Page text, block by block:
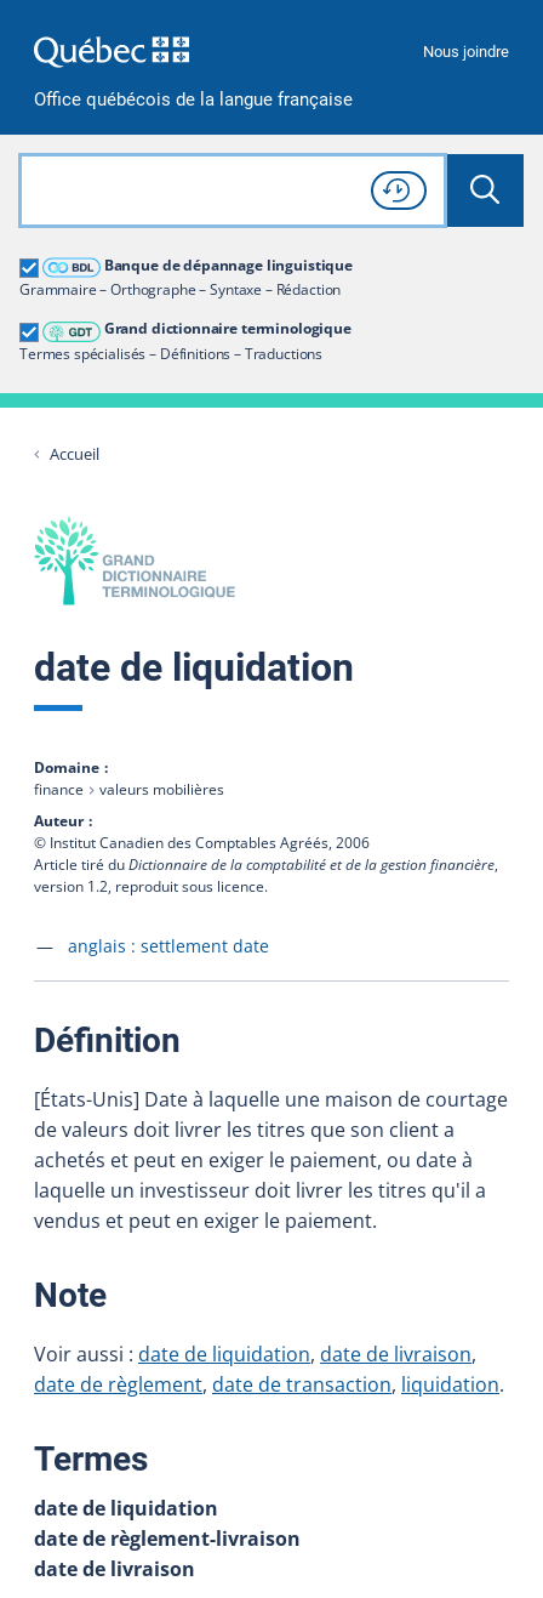
Office québécois de la langue française
Nous joindre
Rechercher dans tout le site
Lancer
Consulter l'
Historique
de recherche
Banque de dépannage linguistique
Grammaire – Orthographe – Syntaxe – Rédaction
Grand dictionnaire terminologique
Termes spécialisés – Définitions – Traductions
Grand dictionnaire terminologique
Restreindre aux termes
Accueil
date de liquidation
Domaine
finance
valeurs mobilières
Auteur
© Institut Canadien des Comptables Agréés, 2006
Article tiré duDictionnaire de la comptabilité et de la gestion financière,
version 1.2, reproduit sous licence.
Accéder à la fiche en
anglais : settlement date
Définition
[États-Unis] Date à laquelle une maison de courtage
de valeurs doit livrer les titres que son client a
achetés et peut en exiger le paiement, ou date à
laquelle un investisseur doit livrer les titres qu'il a
vendus et peut en exiger le paiement.
Note:
Voir aussi : date de liquidation, date de livraison,
date de règlement, date de transaction, liquidation.
Termes:
date de liquidation
date de règlement-livraison
date de livraison